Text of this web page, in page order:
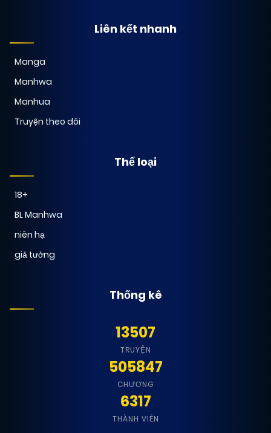
Liên kết nhanh
Manga
Manhwa
Manhua
Truyện theo dõi
Thể loại
18+
BL Manhwa
niên hạ
giả tưởng
Thống kê
13507
TRUYỆN
505847
CHƯƠNG
6317
THÀNH VIÊN